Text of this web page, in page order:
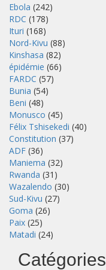
Ebola (242)
RDC (178)
Ituri (168)
Nord-Kivu (88)
Kinshasa (82)
épidémie (66)
FARDC (57)
Bunia (54)
Beni (48)
Monusco (45)
Félix Tshisekedi (40)
Constitution (37)
ADF (36)
Maniema (32)
Rwanda (31)
Wazalendo (30)
Sud-Kivu (27)
Goma (26)
Paix (25)
Matadi (24)
Catégories